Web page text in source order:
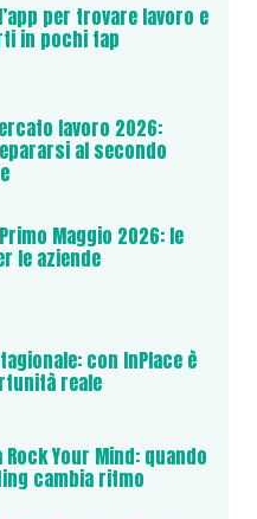
per trovare lavoro e
in pochi tap
lavoro 2026:
al secondo
Maggio 2026: le
le aziende
con InPlace è
reale
Rock Your Mind: quando
cambia ritmo